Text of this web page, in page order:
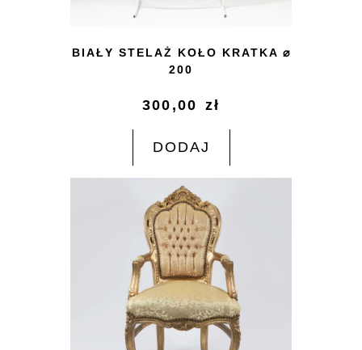
BIAŁY STELAŻ KOŁO KRATKA ⌀
200
300,00 zł
DODAJ